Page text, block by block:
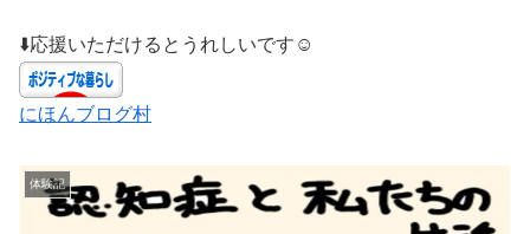
⬇️応援いただけるとうれしいです☺️
にほんブログ村
体験記